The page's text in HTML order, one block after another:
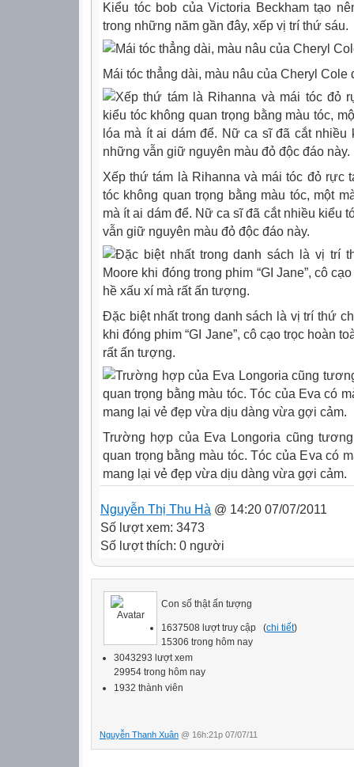
Kiểu tóc bob của Victoria Beckham tạo
trong những năm gần đây, xếp vị trí thứ sáu.
Mái tóc thẳng dài, màu nâu của Cheryl Cole
Xếp thứ tám là Rihanna và mái tóc đỏ rực
tóc không quan trọng bằng màu tóc, một
mà ít ai dám để. Nữ ca sĩ đã cắt nhiều kiểu
vẫn giữ nguyên màu đỏ độc đáo này.
Đặc biệt nhất trong danh sách là vị trí thứ
khi đóng phim “GI Jane”, cô cạo trọc hoàn
rất ấn tượng.
Trường hợp của Eva Longoria cũng
quan trọng bằng màu tóc. Tóc của Eva có
mang lại vẻ đẹp vừa dịu dàng vừa gợi cảm.
Nguyễn Thị Thu Hà @ 14:20 07/07/2011
Số lượt xem: 3473
Số lượt thích: 0 người
Con số thật ấn tượng
1637508 lượt truy cập (chi tiết)
15306 trong hôm nay
3043293 lượt xem
29954 trong hôm nay
1932 thành viên
Nguyễn Thanh Xuân @ 16h:21p 07/07/11